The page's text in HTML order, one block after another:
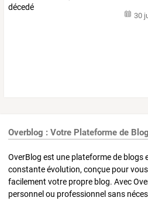
30
Overblog : Votre Plateforme de
OverBlog est une plateforme de blogs
constante évolution, conçue pour
facilement votre propre blog. Avec
personnel ou professionnel sans